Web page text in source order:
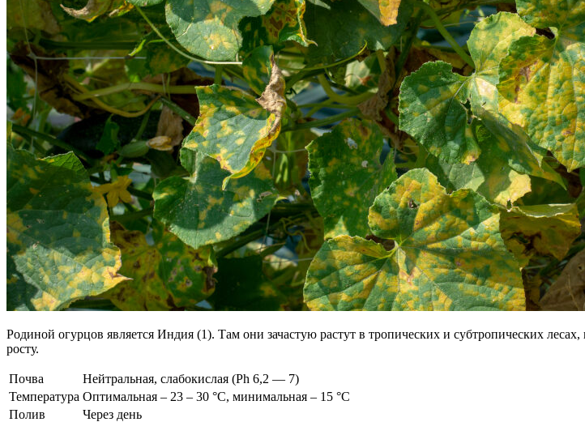
Родиной огурцов является Индия (1). Там они зачастую растут в тропических и субтропических
росту.
Почва
Нейтральная, слабокислая (Ph 6,2 — 7)
Температура Оптимальная – 23 – 30 °С, минимальная – 15 °С
Полив
Через день